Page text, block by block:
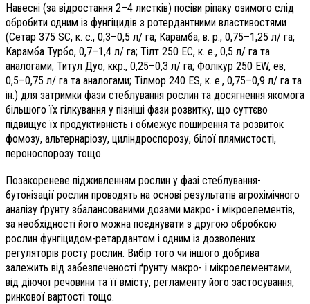
Навесні (за відростання 2–4 листків) посіви ріпаку озимого слід
обробити одним із фунгіцидів з ротердантними властивостями
(Сетар 375 SC, к. с., 0,3–0,5 л/ га; Карамба, в. р., 0,75–1,25 л/ га;
Карамба Турбо, 0,7–1,4 л/ га; Тілт 250 ЕС, к. е., 0,5 л/ га та
аналогами; Титул Дуо, ккр., 0,25–0,3 л/ га; Фолікур 250 ЕW, ев,
0,5–0,75 л/ га та аналогами; Тілмор 240 ES, к. е., 0,75–0,9 л/ га та
ін.) для затримки фази стеблування рослин та досягнення якомога
більшого їх гілкування у пізніші фази розвитку, що суттєво
підвищує їх продуктивність і обмежує поширення та розвиток
фомозу, альтернаріозу, циліндроспорозу, білої плямистості,
пероноспорозу тощо.
Позакореневе підживленням рослин у фазі стеблування-
бутонізації рослин проводять на основі результатів агрохімічного
аналізу ґрунту збалансованими дозами макро- і мікроелементів,
за необхідності його можна поєднувати з другою обробкою
рослин фунгіцидом-ретардантом і одним із дозволених
регуляторів росту рослин. Вибір того чи іншого добрива
залежить від забезпеченості ґрунту макро- і мікро­елементами,
від діючої речовини та її вмісту, регламенту його застосування,
ринкової вартості тощо.